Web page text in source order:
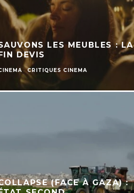
LES MEUBLES : LA
DEVIS
CRITIQUES CINEMA
(FACE À GAZA) :